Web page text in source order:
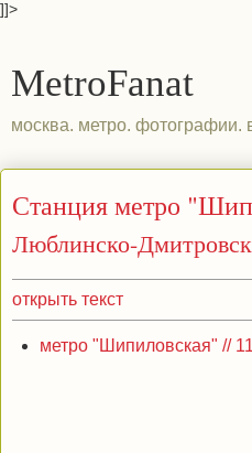
]]>
MetroFanat
москва. метро. фотографии.
Станция метро
Люблинско-
открыть текст
метро "Шипиловская" //